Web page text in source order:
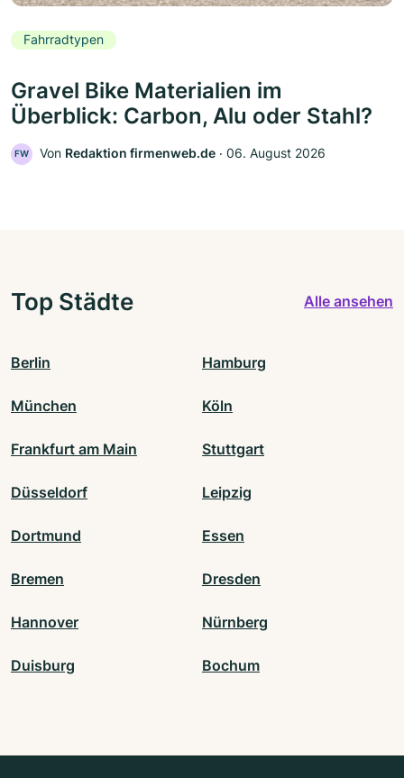
Fahrradtypen
Gravel Bike Materialien im
Überblick: Carbon, Alu oder Stahl?
FW Von Redaktion firmenweb.de ‧ 06. August 2026
Top Städte Alle ansehen
Berlin Hamburg
München Köln
Frankfurt am Main Stuttgart
Düsseldorf Leipzig
Dortmund Essen
Bremen Dresden
Hannover Nürnberg
Duisburg Bochum